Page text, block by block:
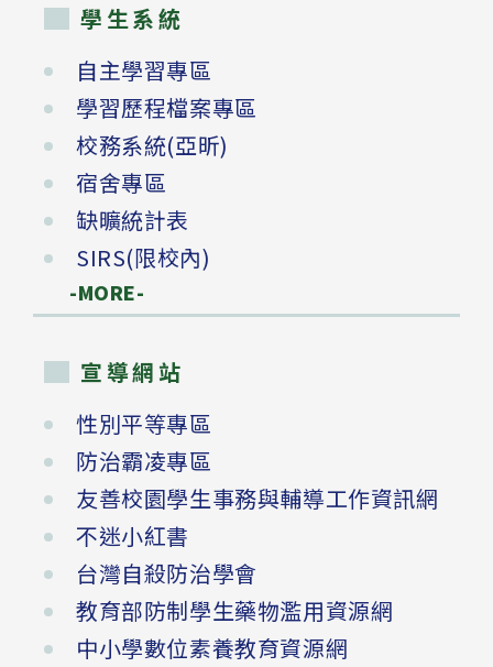
學生系統
自主學習專區
學習歷程檔案專區
校務系統(亞昕)
宿舍專區
缺曠統計表
SIRS(限校內)
-MORE-
宣導網站
性別平等專區
防治霸凌專區
友善校園學生事務與輔導工作資訊網
不迷小紅書
台灣自殺防治學會
教育部防制學生藥物濫用資源網
中小學數位素養教育資源網